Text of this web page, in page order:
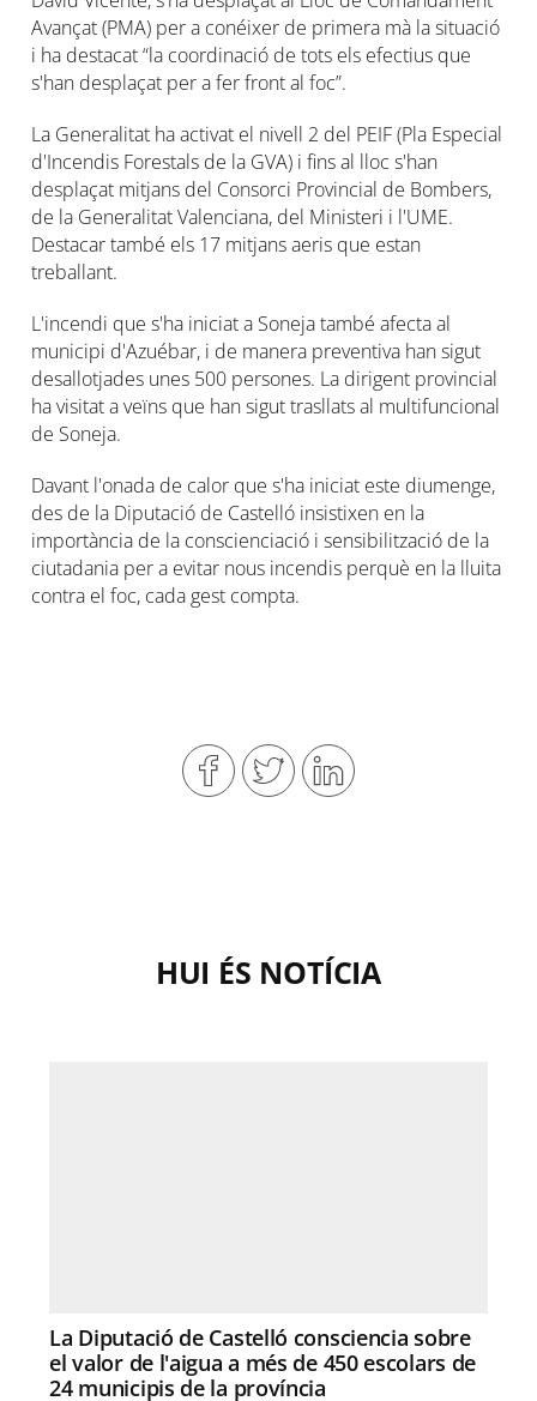
Avançat (PMA) per a conéixer de primera mà la situació
i ha destacat “la coordinació de tots els efectius que
s'han desplaçat per a fer front al foc”.
La Generalitat ha activat el nivell 2 del PEIF (Pla Especial
d'Incendis Forestals de la GVA) i fins al lloc s'han
desplaçat mitjans del Consorci Provincial de Bombers,
de la Generalitat Valenciana, del Ministeri i l'UME.
Destacar també els 17 mitjans aeris que estan
treballant.
L'incendi que s'ha iniciat a Soneja també afecta al
municipi d'Azuébar, i de manera preventiva han sigut
desallotjades unes 500 persones. La dirigent provincial
ha visitat a veïns que han sigut trasllats al multifuncional
de Soneja.
Davant l'onada de calor que s'ha iniciat este diumenge,
des de la Diputació de Castelló insistixen en la
importància de la conscienciació i sensibilització de la
ciutadania per a evitar nous incendis perquè en la lluita
contra el foc, cada gest compta.
HUI ÉS NOTÍCIA
La Diputació de Castelló consciencia sobre
el valor de l'aigua a més de 450 escolars de
24 municipis de la província